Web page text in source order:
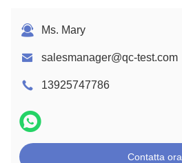
Ms. Mary
salesmanager@qc-test.com
13925747786
Contatta ora